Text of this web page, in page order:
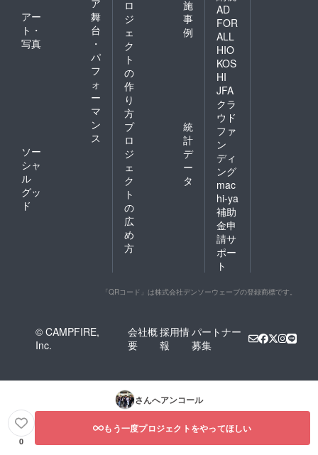
ア
アー
ト・
写真
舞
台
・
パ
フ
ォ
ー
マ
ン
ス
ソー
シャ
ル
グッ
ド
ロ
ジ
ェ
ク
ト
の
作
り
方
施
事
例
プ
ロ
ジ
ェ
ク
ト
の
広
め
方
統
計
デ
ー
タ
AD
FOR
ALL
HIO
KOS
HI
JFA
クラ
ウド
ファ
ン
ディ
ング
mac
hi-ya
補助
金申
請サ
ポー
ト
「QRコード」は株式会社デンソーウェーブの登録商標です。
© CAMPFIRE,
Inc.
会社概
要
採用情
報
パートナー
募集
さんへアンコール
0
もう一度プロジェクトをやってほしい